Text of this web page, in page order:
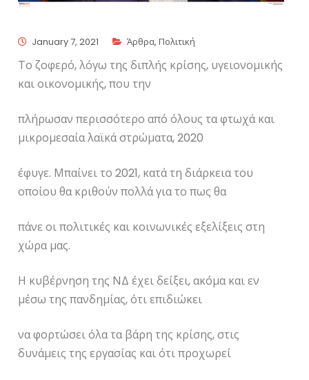
January 7, 2021 Άρθρα,Πολιτική
Το ζοφερό, λόγω της διπλής κρίσης, υγειονομικής
και οικονομικής, που την
πλήρωσαν περισσότερο από όλους τα φτωχά και
μικρομεσαία λαϊκά στρώματα, 2020
έφυγε. Μπαίνει το 2021, κατά τη διάρκεια του
οποίου θα κριθούν πολλά για το πως θα
πάνε οι πολιτικές και κοινωνικές εξελίξεις στη
χώρα μας.
Η κυβέρνηση της ΝΔ έχει δείξει, ακόμα και εν
μέσω της πανδημίας, ότι επιδιώκει
να φορτώσει όλα τα βάρη της κρίσης, στις
δυνάμεις της εργασίας και ότι προχωρεί